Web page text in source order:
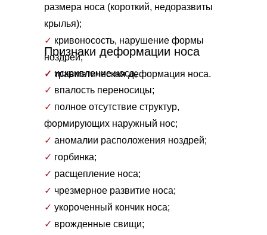
Признаки деформации носа
✓ искривление носа;
✓ впалость переносицы;
✓ полное отсутствие структур,
формирующих наружный нос;
✓ аномалии расположения ноздрей;
✓ горбинка;
✓ расщепление носа;
✓ чрезмерное развитие носа;
✓ укороченный кончик носа;
✓ врожденные свищи;
размера носа (короткий, недоразвиты
крылья);
✓ кривоносость, нарушение формы
ноздрей;
✓ травматическая деформация носа.